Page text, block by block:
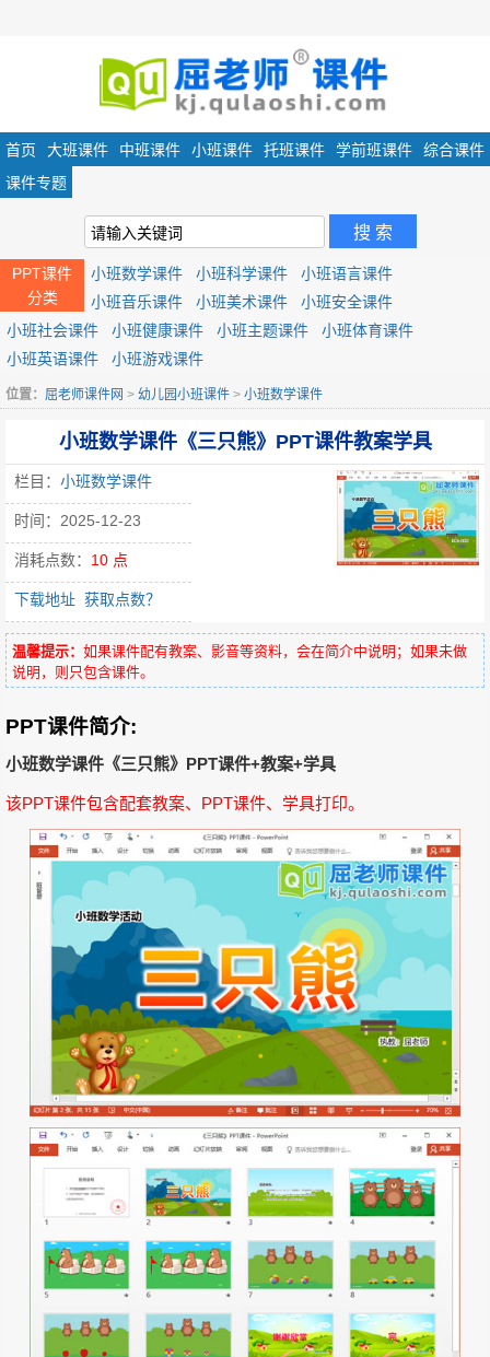
首页 大班课件 中班课件 小班课件 托班课件 学前班课件
综合课件
课件专题
PPT课件
分类
小班数学课件 小班科学课件
小班语言课件
小班音乐课件
小班美术课件
小班安全课件
小班社会课件
小班健康课件 小班主题课件
小班体育课件
小班英语课件
小班游戏课件
位置： 屈老师课件网 > 幼儿园小班课件 > 小班数学课件
小班数学课件《三只熊》PPT课件教案学具
栏目： 小班数学课件
时间：2025-12-23
消耗点数： 10 点
下载地址 获取点数？
温馨提示： 如果课件配有教案、影音等资料，会在简介中说明；如果未做
说明，则只包含课件。
PPT课件简介:
小班数学课件《三只熊》PPT课件+教案+学具
该PPT课件包含配套教案、PPT课件、学具打印。